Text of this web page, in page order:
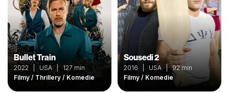
Bullet Train
2022 | USA | 127 min
Filmy / Thrillery / Komedie
Sousedi 2
2016 | USA | 92 min
Filmy / Komedie